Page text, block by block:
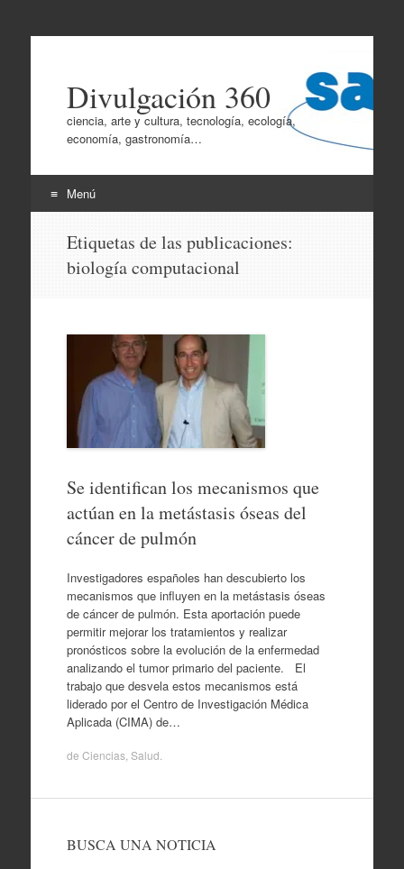
Divulgación 360
ciencia, arte y cultura, tecnología, ecología,
economía, gastronomía…
Menú
contenido
Etiquetas de las publicaciones:
biología computacional
Se identifican los mecanismos que
actúan en la metástasis óseas del
cáncer de pulmón
Investigadores españoles han descubierto los
mecanismos que influyen en la metástasis óseas
de cáncer de pulmón. Esta aportación puede
permitir mejorar los tratamientos y realizar
pronósticos sobre la evolución de la enfermedad
analizando el tumor primario del paciente. El
trabajo que desvela estos mecanismos está
liderado por el Centro de Investigación Médica
Aplicada (CIMA) de…
de Ciencias, Salud
BUSCA UNA NOTICIA